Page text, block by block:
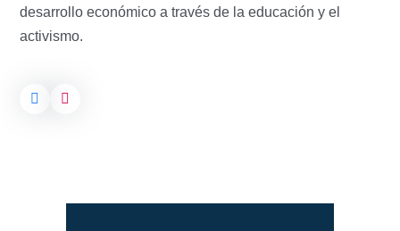
desarrollo económico a través de la educación y el
activismo.